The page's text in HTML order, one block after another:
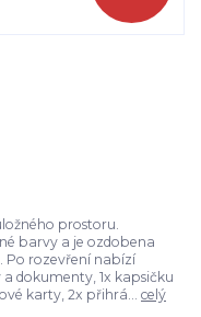
prostoru.
barvy a je ozdobena
Po rozevření nabízí
dokumenty, 1x kapsičku
karty, 2x přihrá... celý